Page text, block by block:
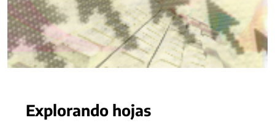
Explorando hojas